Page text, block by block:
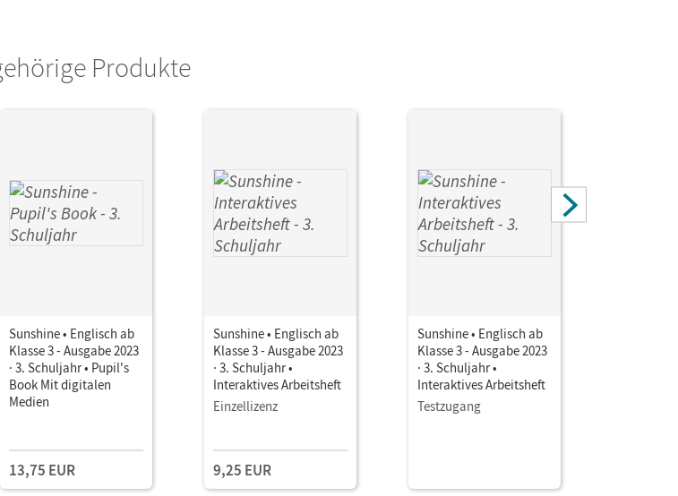
Produkte
Sunshine • Englisch ab
Klasse 3 - Ausgabe 2023
· 3. Schuljahr • Pupil's
Book Mit digitalen
Medien
13,75 EUR
Sunshine • Englisch ab
Klasse 3 - Ausgabe 2023
· 3. Schuljahr •
Interaktives Arbeitsheft
Einzellizenz
9,25 EUR
Sunshine • Englisch ab
Klasse 3 - Ausgabe 2023
· 3. Schuljahr •
Interaktives Arbeitsheft
Testzugang